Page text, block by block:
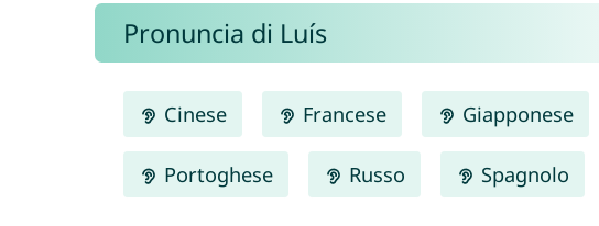
Pronuncia di Luís
Cinese Francese Giapponese
Portoghese Russo Spagnolo